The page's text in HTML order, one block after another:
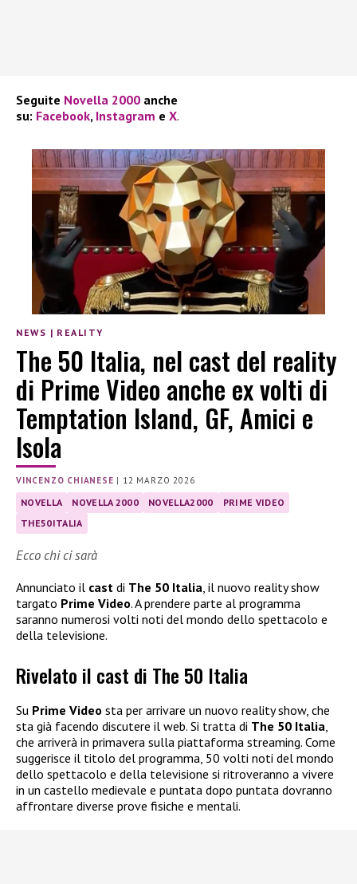
Seguite Novella 2000 anche
su: Facebook, Instagram e X.
NEWS | REALITY
The 50 Italia, nel cast del reality
di Prime Video anche ex volti di
Temptation Island, GF, Amici e
Isola
VINCENZO CHIANESE | 12 MARZO 2026
NOVELLA NOVELLA 2000 NOVELLA2000
PRIME VIDEO
THE50ITALIA
Ecco chi ci sarà
Annunciato il cast di The 50 Italia , il nuovo reality show
targato Prime Video. A prendere parte al programma
saranno numerosi volti noti del mondo dello spettacolo e
della televisione.
Rivelato il cast di The 50 Italia
Su Prime Video sta per arrivare un nuovo reality show, che
sta già facendo discutere il web. Si tratta di The 50 Italia,
che arriverà in primavera sulla piattaforma streaming. Come
suggerisce il titolo del programma, 50 volti noti del mondo
dello spettacolo e della televisione si ritroveranno a vivere
in un castello medievale e puntata dopo puntata dovranno
affrontare diverse prove fisiche e mentali.